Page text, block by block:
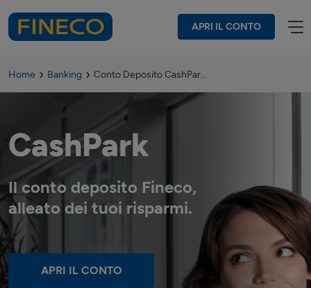
APRI IL CONTO
Home Banking Conto Deposito CashPark
CashPark
Il conto deposito Fineco,
alleato dei tuoi risparmi.
APRI IL CONTO